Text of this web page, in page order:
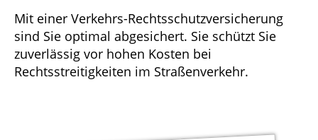
Mit einer Verkehrs-Rechtsschutzversicherung
sind Sie optimal abgesichert. Sie schützt Sie
zuverlässig vor hohen Kosten bei
Rechtsstreitigkeiten im Straßenverkehr.